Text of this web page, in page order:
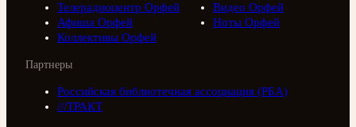
Телерадиоцентр Орфей
Видео Орфей
Афиша Орфей
Ноты Орфей
Коллективы Орфей
Партнеры
Российская библиотечная ассоциация (РБА)
///ТРАКТ